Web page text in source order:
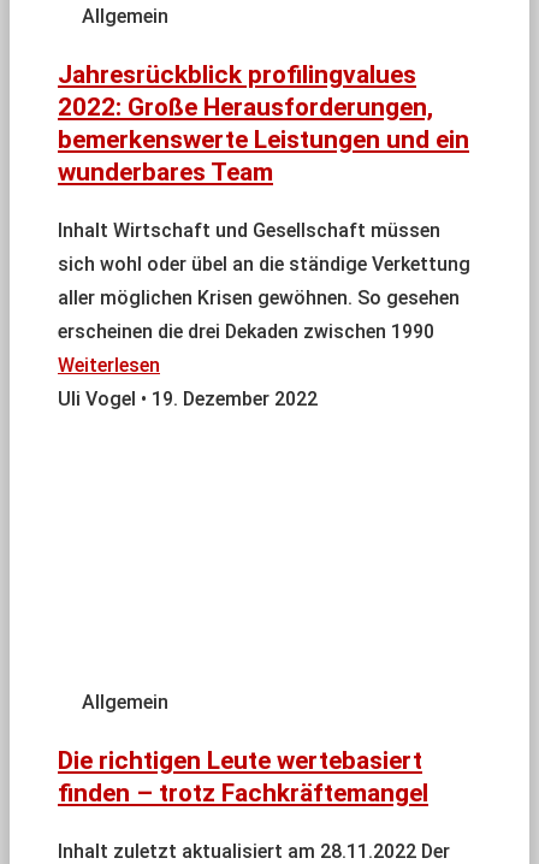
Allgemein
Jahresrückblick profilingvalues
2022: Große Herausforderungen,
bemerkenswerte Leistungen und ein
wunderbares Team
Inhalt Wirtschaft und Gesellschaft müssen
sich wohl oder übel an die ständige Verkettung
aller möglichen Krisen gewöhnen. So gesehen
erscheinen die drei Dekaden zwischen 1990
Weiterlesen
Uli Vogel
19. Dezember 2022
Allgemein
Die richtigen Leute wertebasiert
finden – trotz Fachkräftemangel
Inhalt zuletzt aktualisiert am 28.11.2022 Der